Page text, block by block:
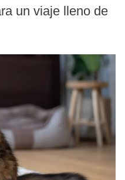
un viaje lleno de